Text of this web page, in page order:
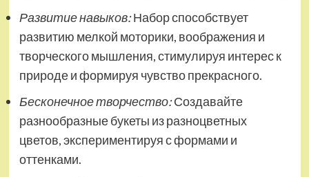
Развитие навыков:Набор способствует
развитию мелкой моторики, воображения и
творческого мышления, стимулируя интерес к
природе и формируя чувство прекрасного.
Бесконечное творчество:Создавайте
разнообразные букеты из разноцветных
цветов, экспериментируя с формами и
оттенками.